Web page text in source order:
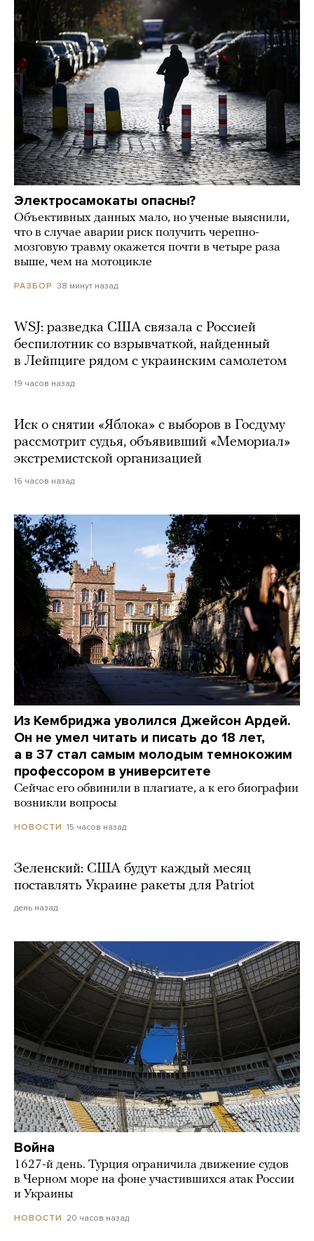
Электросамокаты опасны?
Объективных данных мало, но ученые выяснили,
что в случае аварии риск получить черепно-
мозговую травму окажется почти в четыре раза
выше, чем на мотоцикле
РАЗБОР 38 минут назад
WSJ: разведка США связала с Россией
беспилотник со взрывчаткой, найденный
в Лейпциге рядом с украинским самолетом
19 часов назад
Иск о снятии «Яблока» с выборов в Госдуму
рассмотрит судья, объявивший «Мемориал»
экстремистской организацией
16 часов назад
Из Кембриджа уволился Джейсон Ардей.
Он не умел читать и писать до 18 лет,
а в 37 стал самым молодым темнокожим
профессором в университете
Сейчас его обвинили в плагиате, а к его биографии
возникли вопросы
НОВОСТИ 15 часов назад
Зеленский: США будут каждый месяц
поставлять Украине ракеты для Patriot
день назад
Война
1627-й день. Турция ограничила движение судов
в Черном море на фоне участившихся атак России
и Украины
НОВОСТИ 20 часов назад